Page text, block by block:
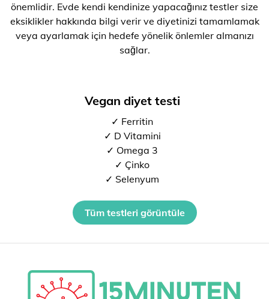
önemlidir. Evde kendi kendinize yapacağınız testler size
eksiklikler hakkında bilgi verir ve diyetinizi tamamlamak
veya ayarlamak için hedefe yönelik önlemler almanızı
sağlar.
Vegan diyet testi
✓ Ferritin
✓ D Vitamini
✓ Omega 3
✓ Çinko
✓ Selenyum
Tüm testleri görüntüle